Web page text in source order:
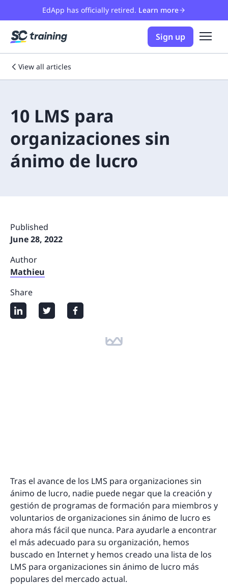
EdApp has officially retired. Learn more
Sign up
View all articles
10 LMS para
organizaciones sin
ánimo de lucro
Published
June 28, 2022
Author
Mathieu
Share
Tras el avance de los LMS para organizaciones sin
ánimo de lucro, nadie puede negar que la creación y
gestión de programas de formación para miembros y
voluntarios de organizaciones sin ánimo de lucro es
ahora más fácil que nunca. Para ayudarle a encontrar
el más adecuado para su organización, hemos
buscado en Internet y hemos creado una lista de los
LMS para organizaciones sin ánimo de lucro más
populares del mercado actual.